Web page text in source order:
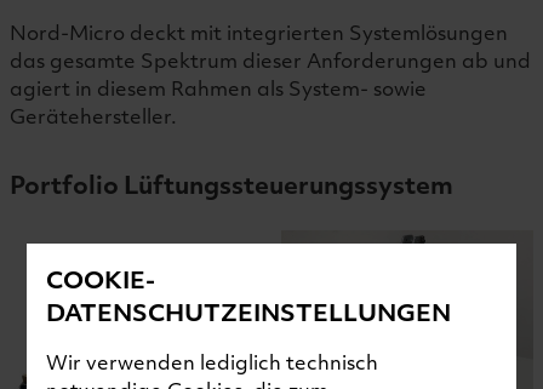
Nord-Micro deckt mit integrierten Systemlösungen
das gesamte Spektrum dieser Anforderungen ab und
agiert in diesem Rahmen als System- sowie
Gerätehersteller.
Portfolio Lüftungssteuerungssystem
COOKIE-
DATENSCHUTZEINSTELLUNGEN
Wir verwenden lediglich technisch